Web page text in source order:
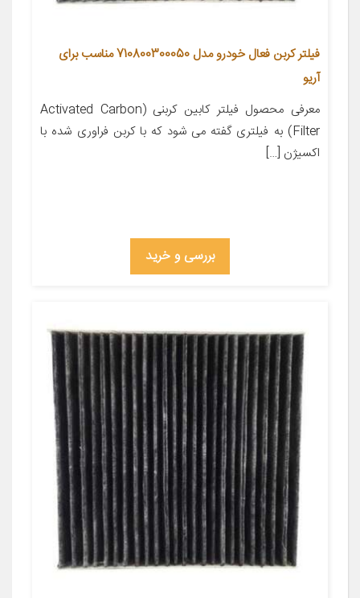
فیلتر کربن فعال خودرو مدل 710800300050 مناسب برای
آریو
معرفی محصول فیلتر کابین کربنی (Activated Carbon
Filter) به فیلتری گفته می شود که با کربن فراوری شده با
اکسیژن […]
بررسی و خرید